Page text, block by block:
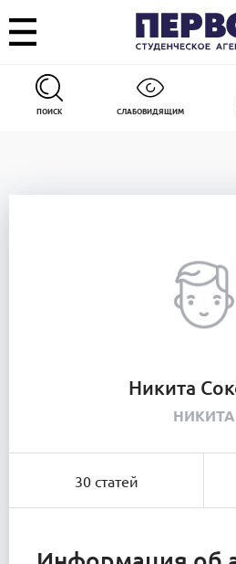
ПОИСК СЛАБОВИДЯЩИМ
Никита
НИКИТА
30 статей